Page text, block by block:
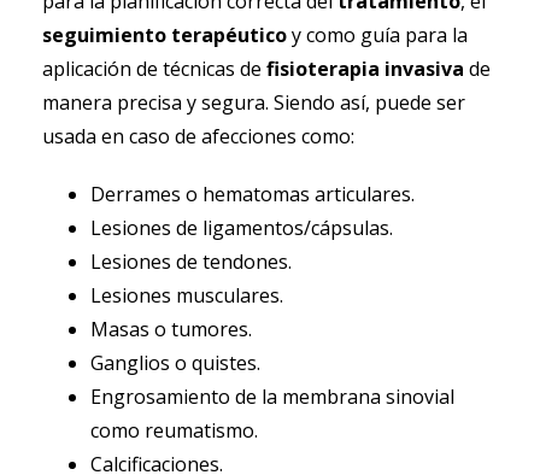
seguimiento terapéuticoy como guía para la
aplicación de técnicas de fisioterapia invasiva de
manera precisa y segura. Siendo así, puede ser
usada en caso de afecciones como:
Derrames o hematomas articulares.
Lesiones de ligamentos/cápsulas.
Lesiones de tendones.
Lesiones musculares.
Masas o tumores.
Ganglios o quistes.
Engrosamiento de la membrana sinovial
como reumatismo.
Calcificaciones.